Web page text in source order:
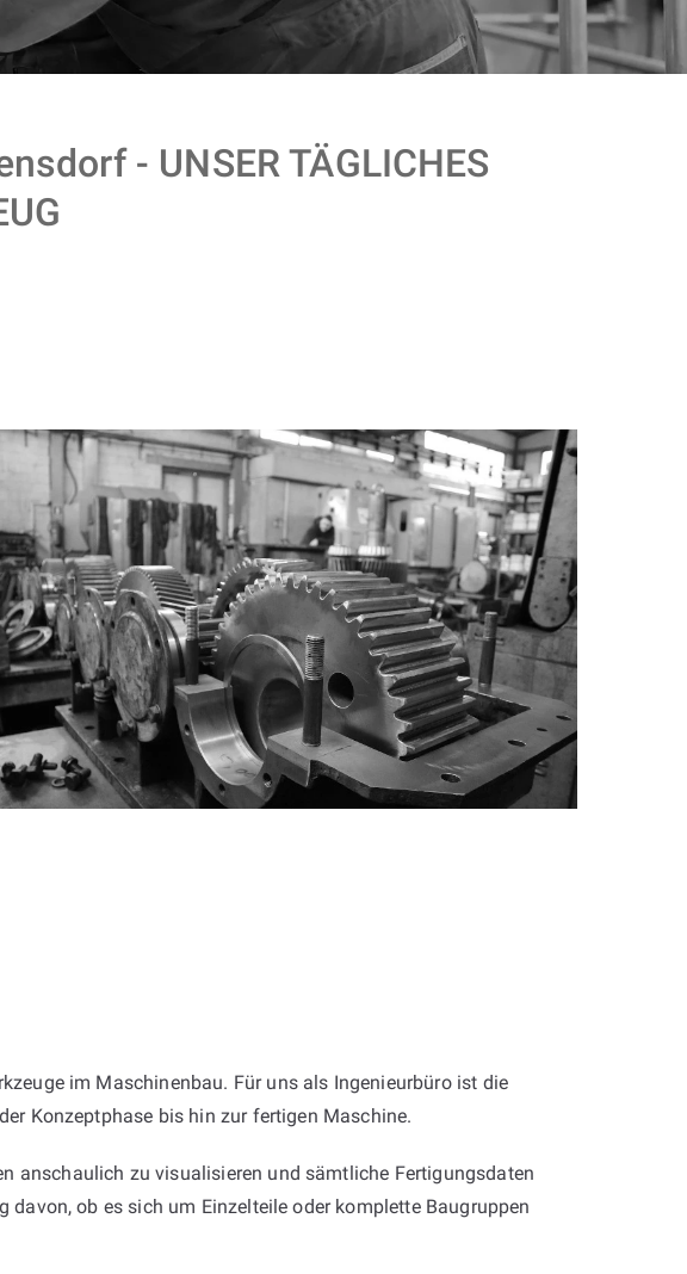
- UNSER TÄGLICHES
im Maschinenbau. Für uns als Ingenieurbüro ist die
Konzeptphase bis hin zur fertigen Maschine.
anschaulich zu visualisieren und sämtliche Fertigungsdaten
ob es sich um Einzelteile oder komplette Baugruppen